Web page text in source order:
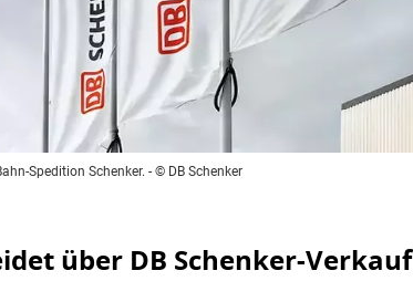
Spedition Schenker. - © DB Schenker
über DB Schenker-Verkauf